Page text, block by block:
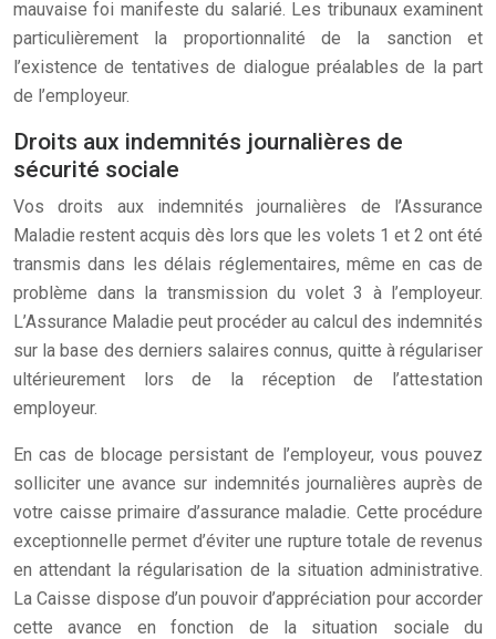
mauvaise foi manifeste du salarié. Les tribunaux examinent
particulièrement la proportionnalité de la sanction et
l’existence de tentatives de dialogue préalables de la part
de l’employeur.
Droits aux indemnités journalières de
sécurité sociale
Vos droits aux indemnités journalières de l’Assurance
Maladie restent acquis dès lors que les volets 1 et 2 ont été
transmis dans les délais réglementaires, même en cas de
problème dans la transmission du volet 3 à l’employeur.
L’Assurance Maladie peut procéder au calcul des indemnités
sur la base des derniers salaires connus, quitte à régulariser
ultérieurement lors de la réception de l’attestation
employeur.
En cas de blocage persistant de l’employeur, vous pouvez
solliciter une avance sur indemnités journalières auprès de
votre caisse primaire d’assurance maladie. Cette procédure
exceptionnelle permet d’éviter une rupture totale de revenus
en attendant la régularisation de la situation administrative.
La Caisse dispose d’un pouvoir d’appréciation pour accorder
cette avance en fonction de la situation sociale du